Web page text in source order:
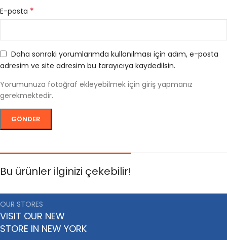
E-posta *
Daha sonraki yorumlarımda kullanılması için adım, e-posta
adresim ve site adresim bu tarayıcıya kaydedilsin.
Yorumunuza fotoğraf ekleyebilmek için giriş yapmanız
gerekmektedir.
Bu ürünler ilginizi çekebilir!
OUR STORES
VISIT OUR NEW
STORE IN NEW YORK